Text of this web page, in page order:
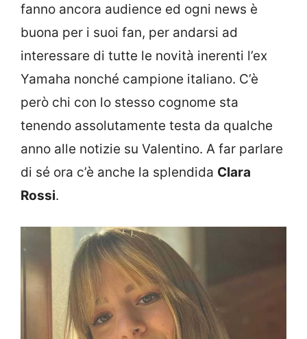
fanno ancora audience ed ogni news è
buona per i suoi fan, per andarsi ad
interessare di tutte le novità inerenti l’ex
Yamaha nonché campione italiano. C’è
però chi con lo stesso cognome sta
tenendo assolutamente testa da qualche
anno alle notizie su Valentino. A far parlare
di sé ora c’è anche la splendida Clara
Rossi.